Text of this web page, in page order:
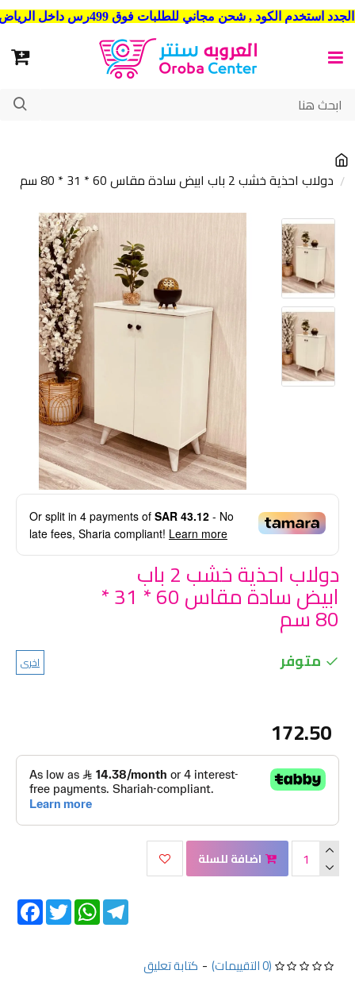
شحن مجاني للطلبات فوق 499رس داخل الرياض . وشحن الي جميع مدن المملكة العربية السعودية
دولاب احذية خشب 2 باب ابيض سادة مقاس 60 * 31 * 80 سم
Or split in 4 payments of SAR 43.12 - No
late fees, Sharia compliant! Learn more
دولاب احذية خشب 2 باب
ابيض سادة مقاس 60 * 31 *
80 سم
متوفر اخرى
(0 التقييمات) - كتابة تعليق
172.50
اضافة للسلة
Twitter
WhatsAppTelegram